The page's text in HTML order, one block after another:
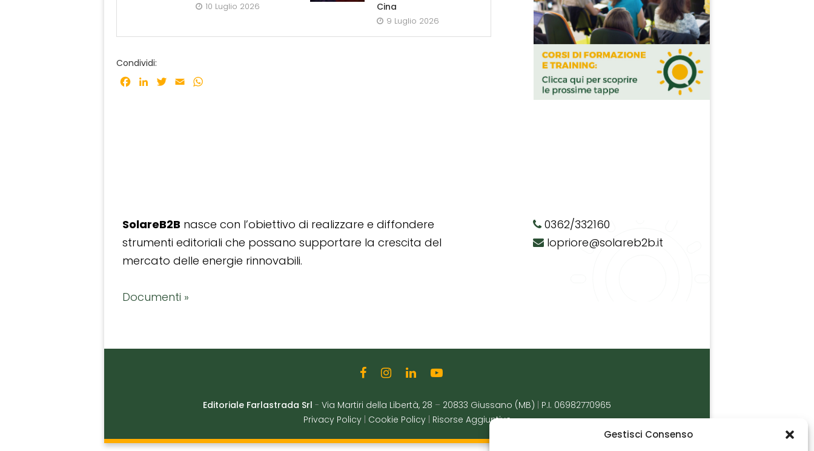
Gestisci Consenso
10 Luglio 2026
Cina
9 Luglio 2026
Condividi:
Facebook
LinkedInTwitter
Email
SolareB2B nasce con l’obiettivo di realizzare e diffondere
strumenti editoriali che possano supportare la crescita del
mercato delle energie rinnovabili.
Documenti »
0362/332160
lopriore@solareb2b.it
Editoriale Farlastrada Srl - Via Martiri della Libertà, 28 – 20833 Giussano (MB)
P.I. 06982770965
Privacy Policy
Cookie Policy Risorse Aggiuntive